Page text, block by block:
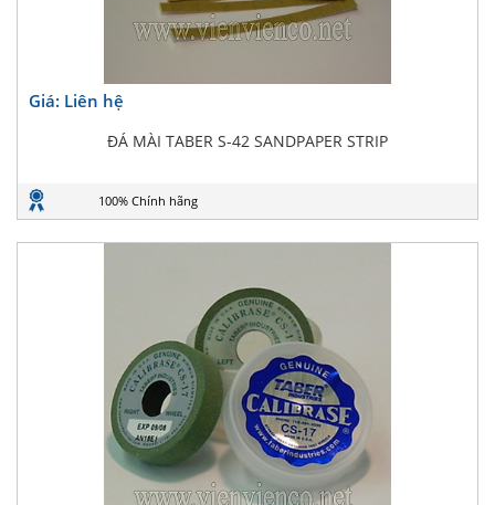
Giá: Liên hệ
ĐÁ MÀI TABER S-42 SANDPAPER STRIP
100% Chính hãng